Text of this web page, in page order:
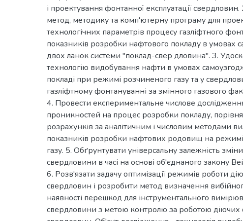
і проектування фонтанної експлуатації
метод, методику та комп'ютерну програму для
технологічних параметрів процесу газліфтного
показників розробки нафтового покладу в умовах
двох ланок системи "поклад-свер дловина". 3.
технологію видобування нафти в умовах
покладі при режимі розчиненого газу та у
газліфтному фонтануванні за змінного газового
4. Провести експериментальне числове
проникностей на процес розробки покладу,
розрахунків за аналітичним і числовим методами
показників розробки нафтових родовищ на
газу. 5. Обґрунтувати універсальну залежність
свердловини в часі на основі об'єднаного закону
6. Розв'язати задачу оптимізації режимів роботи
свердловин і розробити метод визначення
наявності перешкод для інструментального
свердловини з метою контролю за роботою